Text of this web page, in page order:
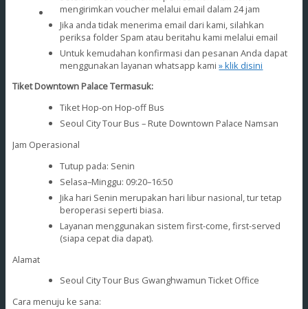
mengirimkan voucher melalui email dalam 24 jam
Jika anda tidak menerima email dari kami, silahkan
periksa folder Spam atau beritahu kami melalui email
Untuk kemudahan konfirmasi dan pesanan Anda dapat
menggunakan layanan whatsapp kami» klik disini
TiketDowntown PalaceTermasuk:
Tiket Hop-on Hop-off Bus
Seoul City Tour Bus – Rute Downtown Palace Namsan
Jam Operasional
Tutup pada: Senin
Selasa–Minggu: 09:20–16:50
Jika hari Senin merupakan hari libur nasional, tur tetap
beroperasi seperti biasa.
Layanan menggunakan sistem first-come, first-served
(siapa cepat dia dapat).
Alamat
Seoul City Tour Bus Gwanghwamun Ticket Office
Cara menuju ke sana: